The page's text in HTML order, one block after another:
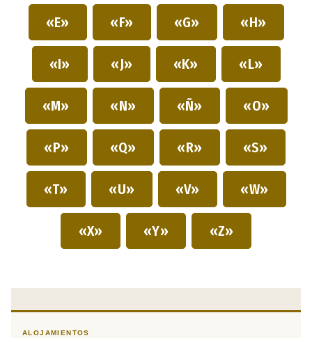
«E» «F» «G» «H»
«I» «J» «K» «L»
«M» «N» «Ñ» «O»
«P» «Q» «R» «S»
«T» «U» «V» «W»
«X» «Y» «Z»